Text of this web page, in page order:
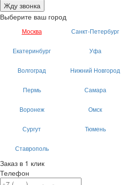
Жду звонка
Выберите ваш город
Москва Санкт-Петербург
Екатеринбург Уфа
Волгоград Нижний Новгород
Пермь Самара
Воронеж Омск
Сургут Тюмень
Ставрополь
Заказ в 1 клик
Телефон